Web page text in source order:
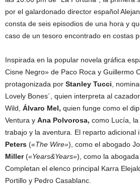
por el galardonado director español
consta de seis episodios de una hora y
caso de un tesoro encontrado en costas
Inspirada en la popular novela gráfica
Cisne Negro» de Paco Roca y Guillermo
protagonizada por Stanley Tucci,
Lovely Bones´, quien interpreta al
Wild, Álvaro Mel, quien funge como el
Ventura y Ana Polvorosa, como Lucía,
trabajo y la aventura. El reparto adicional
Peters («The Wire»), como el abogado
Miller(«Years&Years»), como la
Completan el elenco principal Karra
Portillo y Pedro Casablanc.